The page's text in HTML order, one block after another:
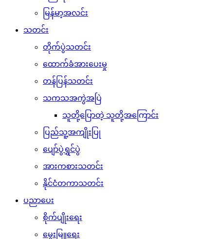
မြန်မာ့အလင်း
သတင်း
တိုက်ပွဲသတင်း
ထောက်ခံအားပေးမှု
တန်ပြန်သတင်း
သကသအကွဲအပြဲ
သူတို့ပြောတဲ့ သူတို့အကြောင်း
ပြည်သူ့အကျိုးပြု
ပျော်ပွဲရွှင်ပွဲ
အားကစားသတင်း
နိုင်ငံတကာသတင်း
ပညာပေး
စိုက်ပျိုးရေး
မွေးမြူရေး